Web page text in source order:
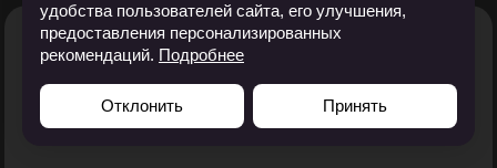
Ваше резюме по итогам
обучения
удобства пользователей сайта, его улучшения,
предоставления персонализированных
рекомендаций. Подробнее
Отклонить Принять